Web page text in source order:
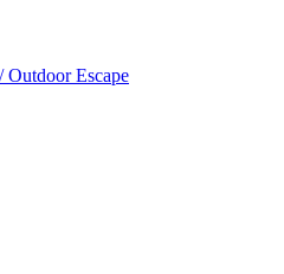
Outdoor Escape